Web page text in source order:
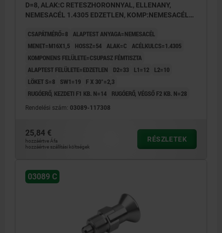
D=8, ALAK:C RETESZHORONNYAL, ELLENANY,
NEMESACÉL 1.4305 EDZETLEN, KOMP:NEMESACÉL
CSAPÁTMÉRŐ=8
ALAPTEST ANYAGA=NEMESACÉL
MENET=M16X1,5
HOSSZ=54 ALAK=C
ACÉLKULCS=1.4305
KOMPONENS FELÜLETE=CSUPASZ FÉMTISZTA
ALAPTEST FELÜLETE=EDZETLEN
D2=33 L1=12
L2=10
LÖKET S=8
SW1=19
F X 30°=2,3
RUGÓERŐ, KEZDETI F1 KB. N=14
RUGÓERŐ, VÉGSŐ F2 KB. N=28
Rendelési szám: 03089-117308
25,84 €
hozzáértve Áfa
hozzáértve szállítási költségek
RÉSZLETEK
03089 C